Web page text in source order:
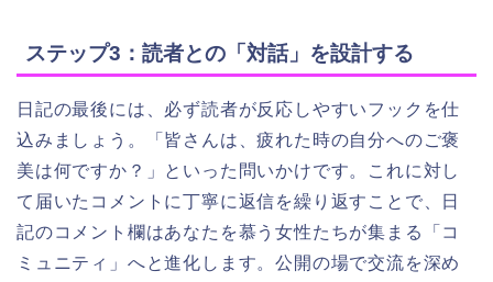
ステップ3：読者との「対話」を設計する
日記の最後には、必ず読者が反応しやすいフックを仕
込みましょう。「皆さんは、疲れた時の自分へのご褒
美は何ですか？」といった問いかけです。これに対し
て届いたコメントに丁寧に返信を繰り返すことで、日
記のコメント欄はあなたを慕う女性たちが集まる「コ
ミュニティ」へと進化します。公開の場で交流を深め